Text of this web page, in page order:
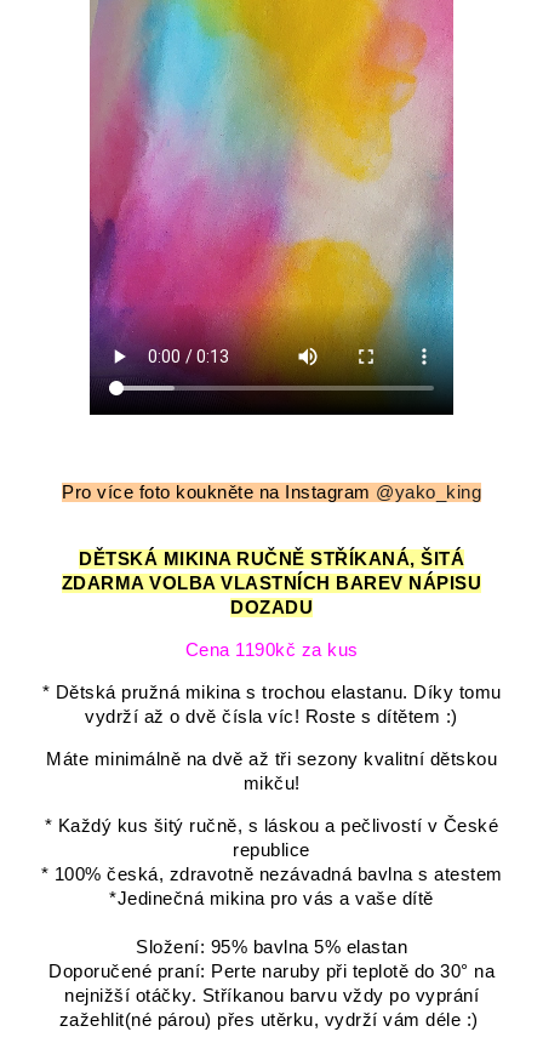
Pro více foto koukněte na Instagram @yako_king
DĚTSKÁ MIKINA RUČNĚ STŘÍKANÁ, ŠITÁ
ZDARMA VOLBA VLASTNÍCH BAREV NÁPISU
DOZADU
Cena 1190kč za kus
* Dětská pružná mikina s trochou elastanu. Díky tomu
vydrží až o dvě čísla víc! Roste s dítětem :)
Máte minimálně na dvě až tři sezony kvalitní dětskou
mikču!
* Každý kus šitý ručně, s láskou a pečlivostí v České
republice
* 100% česká, zdravotně nezávadná bavlna s atestem
*Jedinečná mikina pro vás a vaše dítě
Složení: 95% bavlna 5% elastan
Doporučené praní: Perte naruby při teplotě do 30° na
nejnižší otáčky. Stříkanou barvu vždy po vyprání
zažehlit(né párou) přes utěrku, vydrží vám déle :)